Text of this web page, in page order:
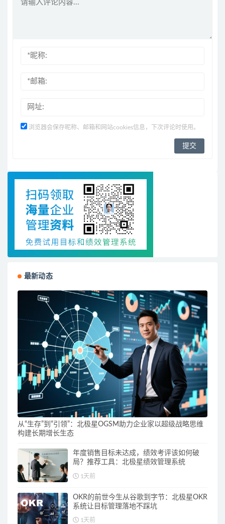
浏览器会保存昵称、邮箱和网站cookies信息，下次评论时使用。
最新动态
从“生存”到“引领”：北极星OGSM助力企业家以超级战略思维
构建长期增长生态
年度销售目标未达成，绩效考评该如何破
局？推荐工具：北极星绩效管理系统
1天前
OKR的前世今生从谷歌到字节：北极星OKR
系统让目标管理落地不踩坑
1天前